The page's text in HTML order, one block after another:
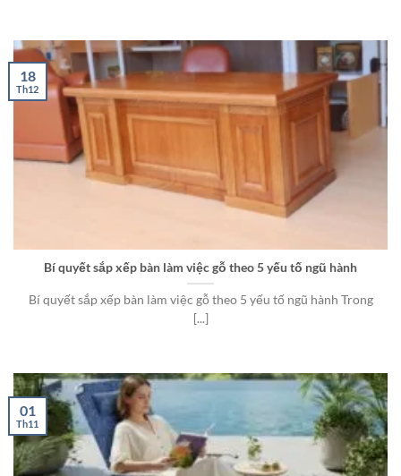
Bí quyết sắp xếp bàn làm việc gỗ theo 5 yếu tố ngũ hành
Bí quyết sắp xếp bàn làm việc gỗ theo 5 yếu tố ngũ hành Trong
[...]
18
Th12
01
Th11